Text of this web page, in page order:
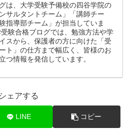
は、大学受験予備校の四谷学院の
ンサルタントチーム」「講師チー
指導部チーム」が担当していま
験合格ブログでは、勉強方法や学
スから、保護者の方に向けた「受
ト」の仕方まで幅広く、皆様のお
つ情報を発信しています。
シェアする
LINE コピー